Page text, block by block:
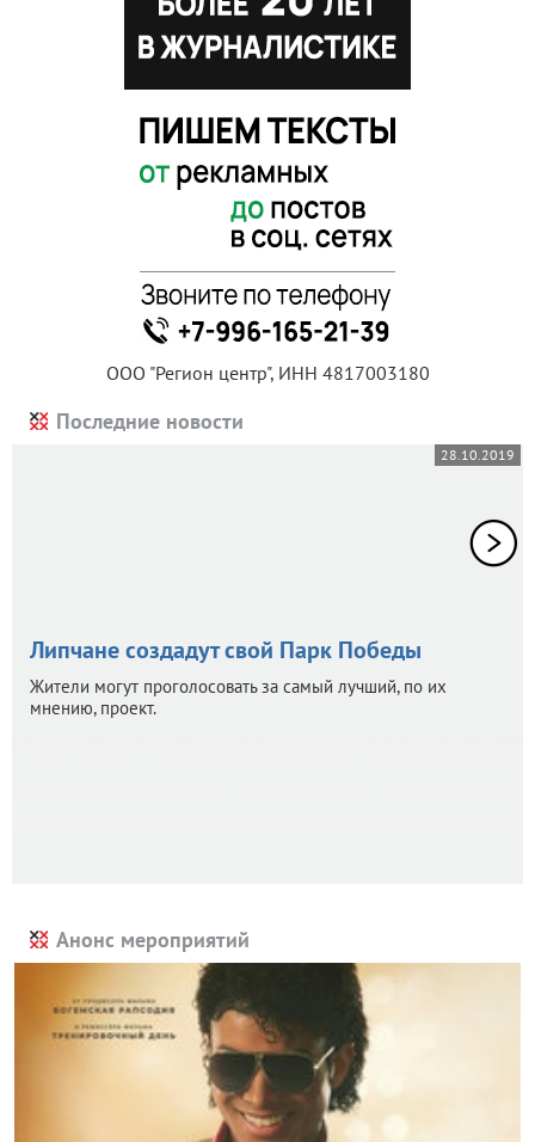
ООО "Регион центр", ИНН 4817003180
Последние новости
28.10.2019
Липчане создадут свой Парк Победы
Жители могут проголосовать за самый лучший, по их
мнению, проект.
Анонс мероприятий